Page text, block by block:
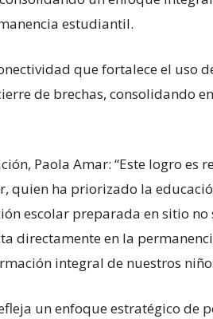
estudiantil.
que fortalece el uso
de brechas, consolidando
Paola Amar: “Este logro es
quien ha priorizado la
escolar preparada en sitio no
directamente en la
integral de nuestros
un enfoque estratégico de